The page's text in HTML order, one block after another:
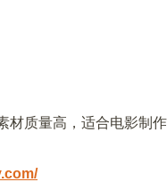
质量高，适合电影制